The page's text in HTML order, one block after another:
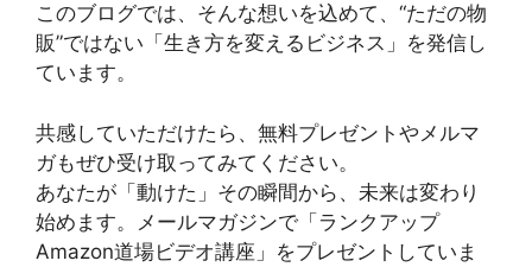
このブログでは、そんな想いを込めて、“ただの物
販”ではない「生き方を変えるビジネス」を発信し
ています。
共感していただけたら、無料プレゼントやメルマ
ガもぜひ受け取ってみてください。
あなたが「動けた」その瞬間から、未来は変わり
始めます。メールマガジンで「ランクアップ
Amazon道場ビデオ講座」をプレゼントしていま